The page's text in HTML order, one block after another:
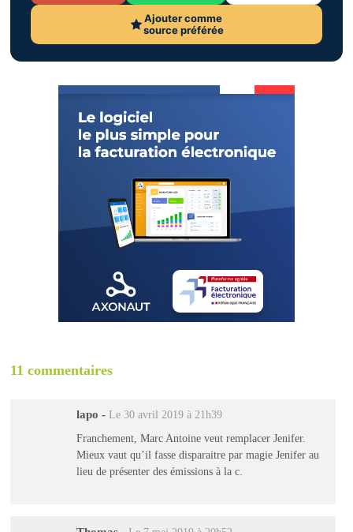
Ajouter comme
source préférée
11 commentaires
lapo - Le 30 avril 2019 à 21h39
Franchement, Marc Antoine veut remplacer Jenifer.
Mieux vaut qu’il fasse disparaitre par magie Jenifer au
lieu de présenter des émissions à la c.